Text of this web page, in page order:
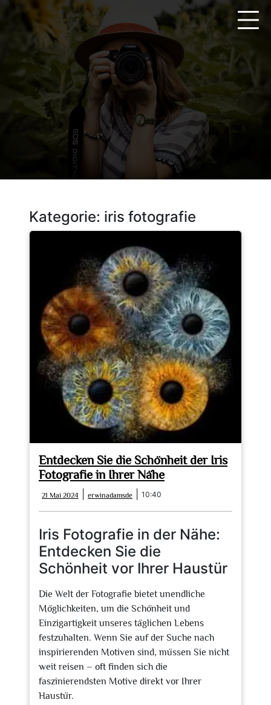
springen
Kategorie: iris fotografie
Entdecken Sie die Schönheit der Iris
Fotografie in Ihrer Nähe
21 Mai 2024
Mai
2024
erwinadamsde erwinadamsde
10:40
Iris Fotografie in der Nähe:
Entdecken Sie die
Schönheit vor Ihrer Haustür
Die Welt der Fotografie bietet unendliche
Möglichkeiten, um die Schönheit und
Einzigartigkeit unseres täglichen Lebens
festzuhalten. Wenn Sie auf der Suche nach
inspirierenden Motiven sind, müssen Sie nicht
weit reisen – oft finden sich die
faszinierendsten Motive direkt vor Ihrer
Haustür.